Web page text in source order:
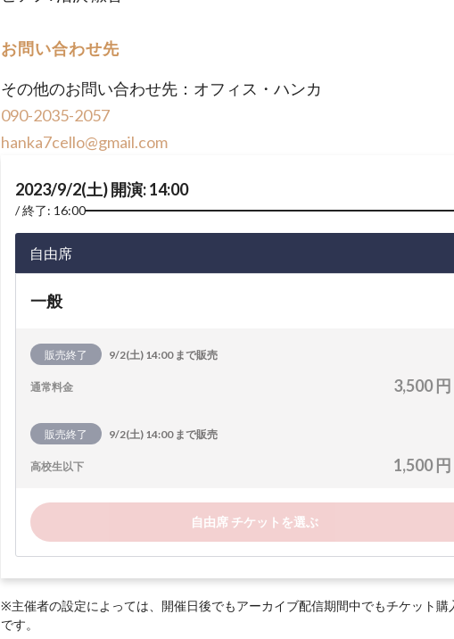
お問い合わせ先
その他のお問い合わせ先：オフィス・ハンカ
090-2035-2057
hanka7cello@gmail.com
2023/9/2(土) 開演: 14:00
終了: 16:00
自由席
一般
販売終了 9/2(土) 14:00 まで販売
通常料金 3,500 円
販売終了 9/2(土) 14:00 まで販売
高校生以下 1,500 円
自由席 チケットを選ぶ
※主催者の設定によっては、開催日後でもアーカイブ配信期間中でもチケット購
です。